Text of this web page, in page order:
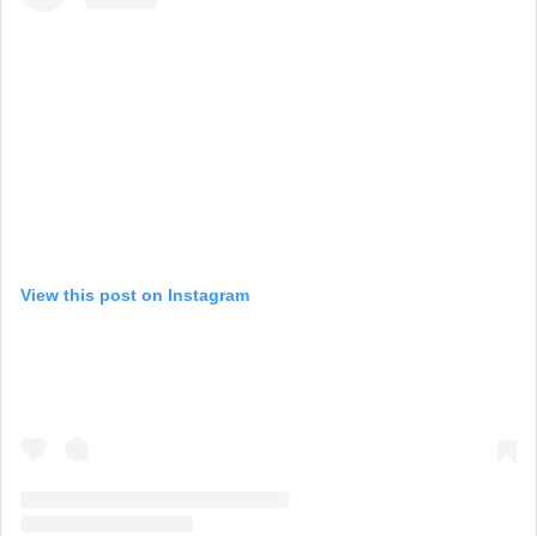
View this post on Instagram